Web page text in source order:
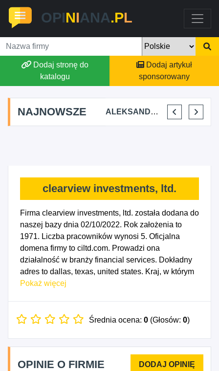
OPINIANA.PL
Dodaj stronę do
katalogu
Dodaj artykuł
sponsorowany
NAJNOWSZE
AGSON AGNIESZKA SUCHWAŁKO ALEKSANDAR MITREV PRZEM-KO PRZEMYSŁAW KOWALSKI
clearview investments, ltd.
Firma clearview investments, ltd. została dodana do
naszej bazy dnia 02/10/2022. Rok założenia to
1971. Liczba pracowników wynosi 5. Oficjalna
domena firmy to ciltd.com. Prowadzi ona
działalność w branży financial services. Dokładny
adres to dallas, texas, united states. Kraj, w którym
została założona to united states.
Pokaż więcej
Średnia ocena: 0 (Głosów: 0)
OPINIE O FIRMIE